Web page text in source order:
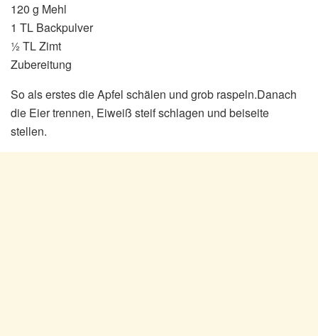
120 g Mehl
1 TL Backpulver
½ TL Zimt
Zubereitung
So als erstes die Apfel schälen und grob raspeln.Danach
die Eier trennen, Eiweiß steif schlagen und beiseite
stellen.